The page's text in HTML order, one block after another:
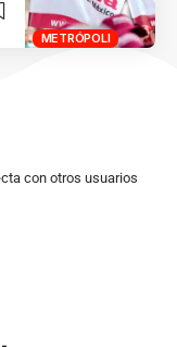
METRÓPOLI
con otros usuarios